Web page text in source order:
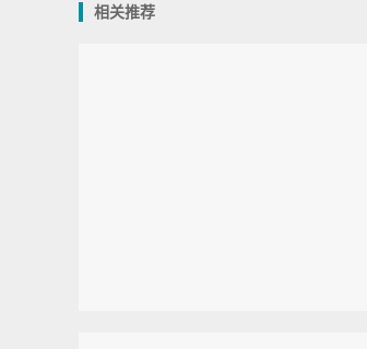
相关推荐